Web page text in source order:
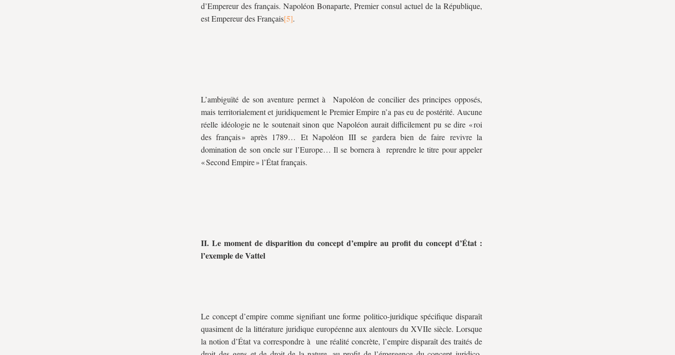
d’Empereur des français. Napoléon Bonaparte, Premier consul actuel de la République,
est Empereur des Français
.
L’ambiguïté de son aventure permet à Napoléon de concilier des principes opposés,
mais territorialement et juridiquement le Premier Empire n’a pas eu de postérité. Aucune
réelle idéologie ne le soutenait sinon que Napoléon aurait difficilement pu se dire « roi
des français » après 1789… Et Napoléon III se gardera bien de faire revivre la
domination de son oncle sur l’Europe… Il se bornera à reprendre le titre pour appeler
« Second Empire » l’État français.
II. Le moment de disparition du concept d’empire au profit du concept d’État :
l’exemple de Vattel
Le concept d’empire comme signifiant une forme politico-juridique spécifique disparaît
quasiment de la littérature juridique européenne aux alentours du XVIIe siècle. Lorsque
la notion d’État va correspondre à une réalité concrète, l’empire disparaît des traités de